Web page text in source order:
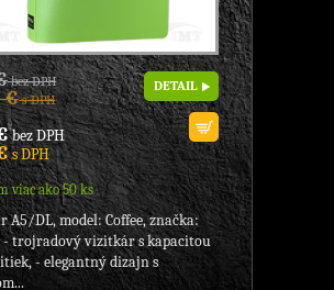
bez DPH
€s DPH
bez DPH
s DPH
viac ako 50 ks
DETAIL
A5/DL, model: Coffee, značka:
- trojradový vizitkár s kapacitou
- elegantný dizajn s